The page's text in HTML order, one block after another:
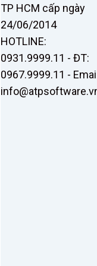
TP HCM cấp ngày
24/06/2014
HOTLINE:
0931.9999.11 - ĐT:
0967.9999.11 -